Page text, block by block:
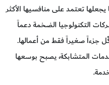
تعتمد على منافسيها الأكثر
التكنولوجيا الضخمة دعماً
جزءاً صغيراً فقط من أعمالها.
المتشابكة، يصبح بوسعها